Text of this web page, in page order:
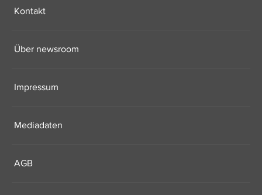
Kontakt
Über newsroom
Impressum
Mediadaten
AGB